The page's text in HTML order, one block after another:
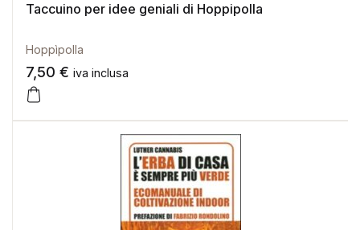
Taccuino per idee geniali di Hoppipolla
Hoppìpolla
7,50 € iva inclusa